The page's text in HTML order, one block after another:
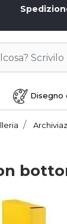
Disegno